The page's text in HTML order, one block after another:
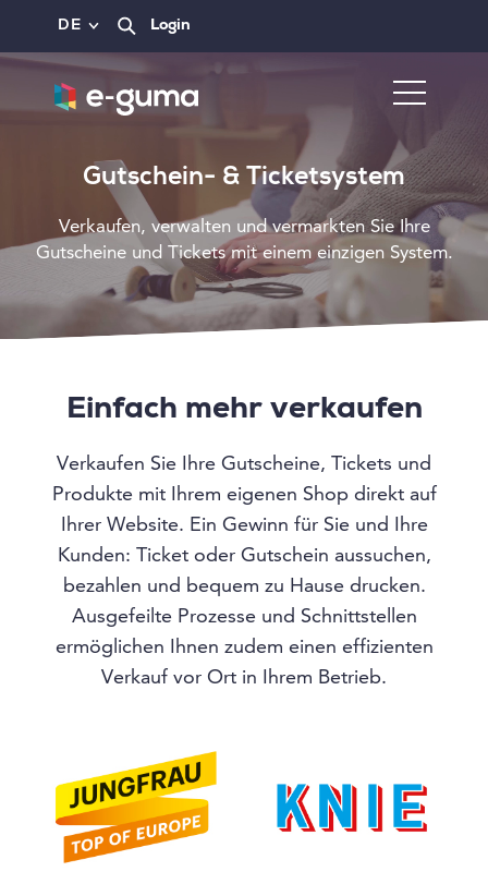
DE Login
Gutschein- & Ticketsystem
Verkaufen, verwalten und vermarkten Sie Ihre
Gutscheine und Tickets mit einem einzigen System.
Einfach mehr verkaufen
Verkaufen Sie Ihre Gutscheine, Tickets und
Produkte mit Ihrem eigenen Shop direkt auf
Ihrer Website. Ein Gewinn für Sie und Ihre
Kunden: Ticket oder Gutschein aussuchen,
bezahlen und bequem zu Hause drucken.
Ausgefeilte Prozesse und Schnittstellen
ermöglichen Ihnen zudem einen effizienten
Verkauf vor Ort in Ihrem Betrieb.